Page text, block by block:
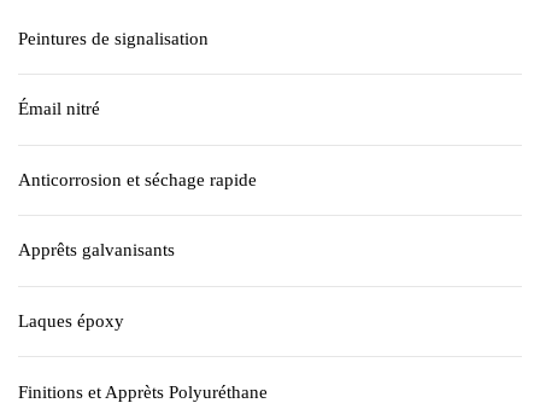
Peintures de signalisation
Émail nitré
Anticorrosion et séchage rapide
Apprêts galvanisants
Laques époxy
Finitions et Apprèts Polyuréthane